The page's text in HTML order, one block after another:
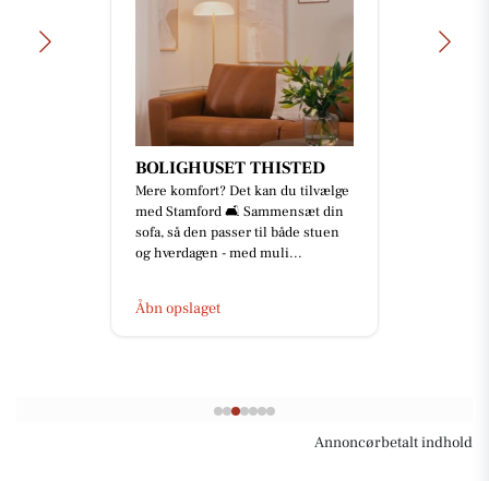
BOLIGHUSET THISTED
Mere komfort? Det kan du tilvælge
med Stamford 🛋️ Sammensæt din
sofa, så den passer til både stuen
og hverdagen - med muli...
Åbn opslaget
Annoncørbetalt indhold